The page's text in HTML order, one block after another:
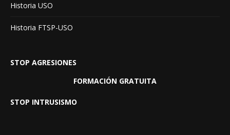
Historia USO
Historia FTSP-USO
STOP AGRESIONES
FORMACIÓN GRATUITA
STOP INTRUSISMO